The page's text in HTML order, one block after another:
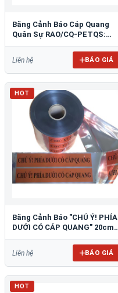
Băng Cảnh Báo Cáp Quang
Quân Sự RAO/CQ-PETQS:
Liên hệ BÁO GIÁ
HOT
Băng Cảnh Báo "CHÚ Ý! PHÍA
DƯỚI CÓ CÁP QUANG" 20cm
Liên hệ BÁO GIÁ
HOT